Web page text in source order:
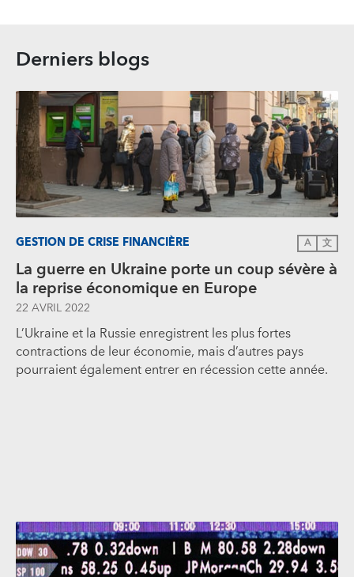
Derniers blogs
GESTION DE CRISE FINANCIÈRE A 文
La guerre en Ukraine porte un coup sévère à
la reprise économique en Europe
22 AVRIL 2022
L’Ukraine et la Russie enregistrent les plus fortes
contractions de leur économie, mais d’autres pays
pourraient également entrer en récession cette année.